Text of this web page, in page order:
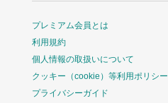
プレミアム会員とは
利用規約
個人情報の取扱いについて
クッキー（cookie）等利用ポリシー
プライバシーガイド